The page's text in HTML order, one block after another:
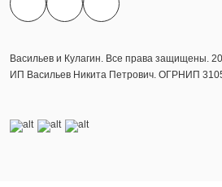
Васильев и Кулагин. Все права защищены.
ИП Васильев Никита Петрович. ОГРНИП